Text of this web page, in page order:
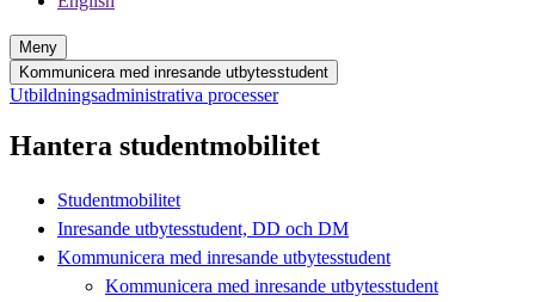
Meny
Kommunicera med inresande utbytesstudent
Utbildningsadministrativa processer
Hantera studentmobilitet
Studentmobilitet
Inresande utbytesstudent, DD och DM
Kommunicera med inresande utbytesstudent
Kommunicera med inresande utbytesstudent